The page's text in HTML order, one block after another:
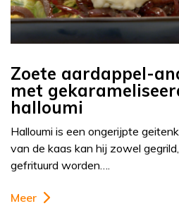
Zoete aardappel-
met
halloumi
Halloumi is een ongerijpte
van de kaas kan hij zowel
gefrituurd worden….
Meer